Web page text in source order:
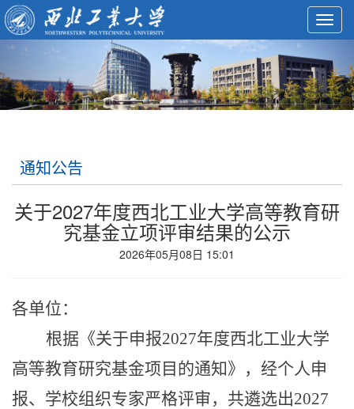
通知公告
关于2027年度西北工业大学高等教育研
究基金立项评审结果的公示
2026年05月08日 15:01
各单位：
根据《关于申报2027年度西北工业大学
高等教育研究基金项目的通知》，经个人申
报、学校组织专家严格评审，共遴选出2027